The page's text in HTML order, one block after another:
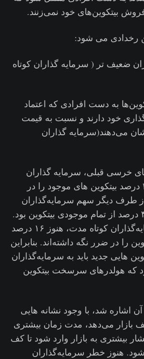
بیتکوین‌های خود نمی‌زنند.
رخدادی می شود:
ضعیف تر ( سرمایه گذاران کوتاه
به دست افرادی که اعتماد
خود دارند و نسبت به قیمت
می‌دهند(سرمایه گذاران
خرسی قبلی، سرمایه گذاران
بلندمدت بیش از ۳۴ درصد بیتکوین های موجود را در
طرف دیگر سهم سرمایه‌گذاران
کوتاه‌مدت تنها ۳ تا ۴ درصد از تمام موجودی بیتکوین بود.
در حال حاضر سرمایه‌گذاران کوتاه مدت، هنوز ۱۶ درصد
را در ضرر نگه داشته‌اند. بنابراین
هایی جدید باید به سرمایه‌گذاران
که هولدرهای سرسخت بیتکوین
اشاره شد، با وجود نشانه هایی
بازار می‌دهد،‌ مدت زمان بیشتری
بیشتری به بازار وارد شود تا کف
هنوز خطر سرمایه‌گذاران